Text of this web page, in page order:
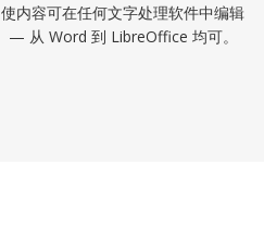
使内容可在任何文字处理软件中编辑
— 从 Word 到 LibreOffice 均可。